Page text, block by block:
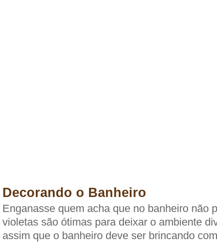
Decorando o Banheiro
Enganasse quem acha que no banheiro não
violetas são ótimas para deixar o ambiente
assim que o banheiro deve ser brincando